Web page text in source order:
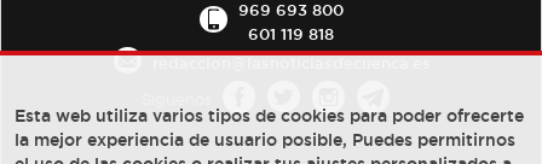
969 693 800
601 119 818
Esta web utiliza varios tipos de cookies para poder ofrecerte
la mejor experiencia de usuario posible, Puedes permitirnos